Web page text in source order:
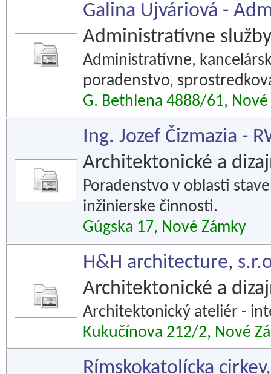
Galina Ujváriová -
Administratívne služby
Administratívne,
poradenstvo,
G. Bethlena 4888/61, Nové
Ing. Jozef Čizmazia -
Architektonické a
Poradenstvo v oblasti
inžinierske činnosti.
Gúgska 17, Nové Zámky
H&H architecture,
Architektonické a
Architektonický ateliér -
Kukučínova 212/2, Nové
Rímskokatolícka